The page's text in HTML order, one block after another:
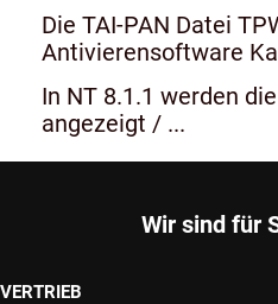
Die TAI-PAN Datei
Antivierensoftware
In NT 8.1.1 werden
angezeigt / ...
Wir sind für
VERTRIEB